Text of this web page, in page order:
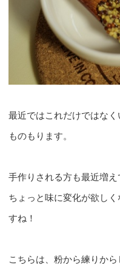
最近ではこれだけではな
ものもります。
手作りされる方も最近増え
ちょっと味に変化が欲し
すね！
こちらは、粉から練りから